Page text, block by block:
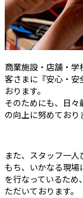
商業施設・店舗・
客さまに『安心・安
おります。
そのためにも、日
の向上に努めており
また、スタッフ一
もち、いかなる現
を行なっているた
ただいております。